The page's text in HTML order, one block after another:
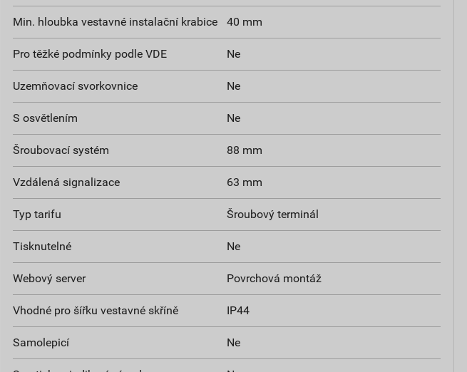
Min. hloubka vestavné instalační krabice 40 mm
Pro těžké podmínky podle VDE Ne
Uzemňovací svorkovnice Ne
S osvětlením Ne
Šroubovací systém 88 mm
Vzdálená signalizace 63 mm
Typ tarifu Šroubový terminál
Tisknutelné Ne
Webový server Povrchová montáž
Vhodné pro šířku vestavné skříně IP44
Samolepicí Ne